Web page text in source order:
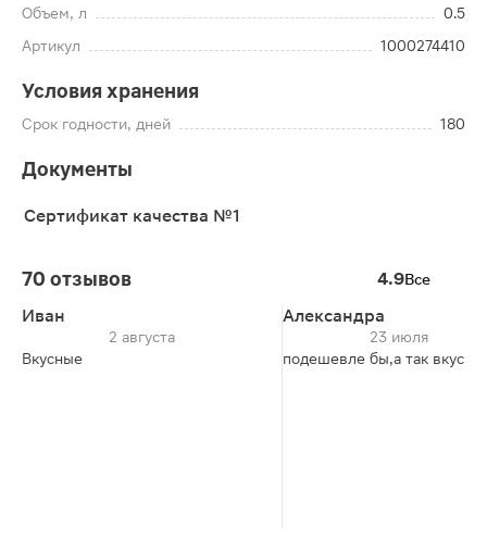
Объем, л
0.5
Артикул
1000274410
Условия хранения
Срок годности, дней 180
Документы
Сертификат качества №1
70 отзывов 4.9Все
Иван
2 августа
Вкусные
Александра
23 июля
подешевле бы,а так вкусно